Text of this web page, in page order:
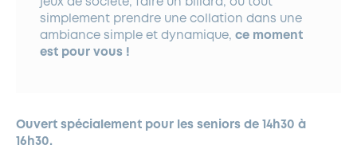
simplement prendre une collation dans une
ambiance simple et dynamique, ce moment
est pour vous !
Ouvert spécialement pour les seniors de 14h30 à
16h30.